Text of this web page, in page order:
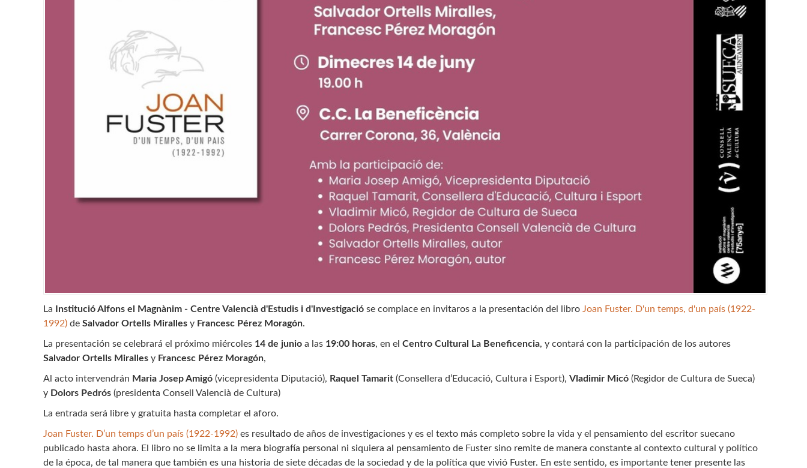
La Institució Alfons el Magnànim - Centre Valencià d'Estudis i d'Investigació se complace en invitaros a la presentación del libro Joan Fuster. D'un temps, d'un país (1922-
1992) de Salvador Ortells Miralles y Francesc Pérez Moragón.
La presentación se celebrará el próximo miércoles 14 de junio a las 19:00 horas, en el Centro Cultural La Beneficencia, y contará con la participación de los autores
Salvador Ortells Miralles y Francesc Pérez Moragón,
Al acto intervendrán Maria Josep Amigó (vicepresidenta Diputació), Raquel Tamarit (Consellera d’Educació, Cultura i Esport), Vladimir Micó (Regidor de Cultura de Sueca)
y Dolors Pedrós (presidenta Consell Valencià de Cultura)
La entrada será libre y gratuita hasta completar el aforo.
Joan Fuster. D’un temps d’un país (1922-1992) es resultado de años de investigaciones y es el texto más completo sobre la vida y el pensamiento del escritor suecano
publicado hasta ahora. El libro no se limita a la mera biografía personal ni siquiera al pensamiento de Fuster sino remite de manera constante al contexto cultural y político
de la época, de tal manera que también es una historia de siete décadas de la sociedad y de la política que vivió Fuster. En este sentido, es importante tener presente las